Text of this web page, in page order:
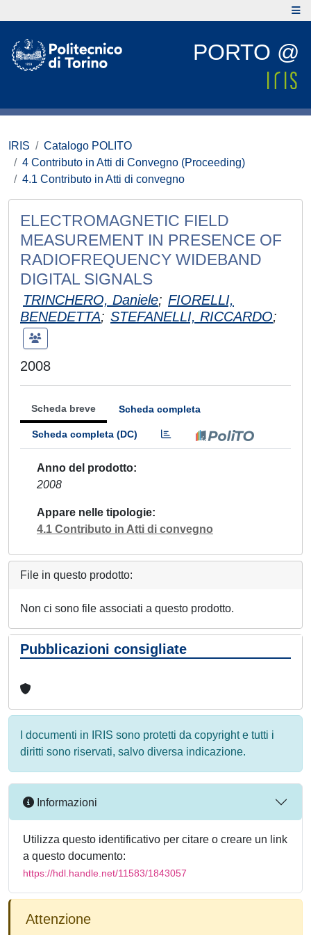
PORTO @
IRIS
Catalogo POLITO
4 Contributo in Atti di Convegno (Proceeding)
4.1 Contributo in Atti di convegno
ELECTROMAGNETIC FIELD
MEASUREMENT IN PRESENCE OF
RADIOFREQUENCY WIDEBAND
DIGITAL SIGNALS
TRINCHERO, Daniele; FIORELLI,
BENEDETTA; STEFANELLI, RICCARDO;
2008
Scheda breve Scheda completa
Scheda completa (DC)
Anno del prodotto
2008
Appare nelle tipologie
4.1 Contributo in Atti di convegno
File in questo prodotto:
Non ci sono file associati a questo prodotto.
Pubblicazioni consigliate
I documenti in IRIS sono protetti da copyright e tutti i
diritti sono riservati, salvo diversa indicazione.
Informazioni
Utilizza questo identificativo per citare o creare un link
a questo documento:
https://hdl.handle.net/11583/1843057
Attenzione